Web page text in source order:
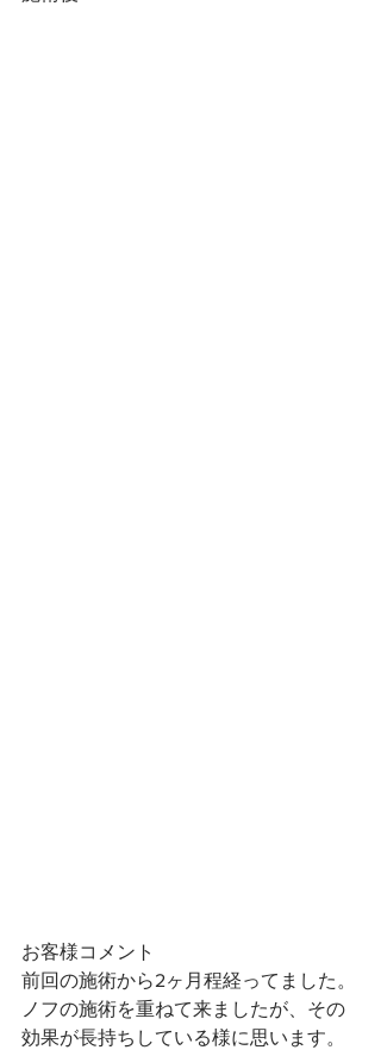
お客様コメント
前回の施術から2ヶ月程経ってました。
ノフの施術を重ねて来ましたが、その
効果が長持ちしている様に思います。